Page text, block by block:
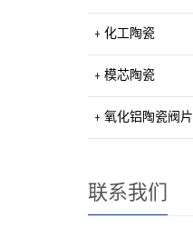
化工陶瓷
模芯陶瓷
氧化铝陶瓷阀片
联系我们